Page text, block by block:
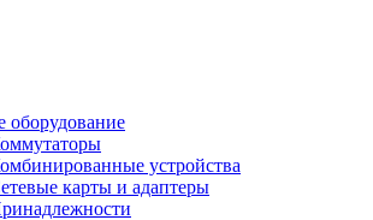
оборудование
устройства
карты и адаптеры